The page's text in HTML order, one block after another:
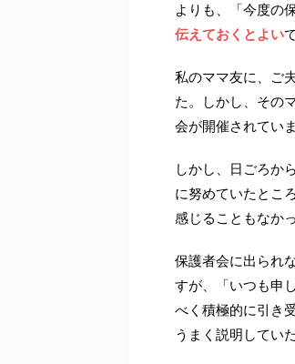
よりも、「今度の
伝えておくとよい
私のママ友に、ご
た。しかし、その
会が開催されてい
しかし、日ごろか
に努めていたとこ
感じることもなか
保護者会に出られ
すが、「いつも申
べく積極的に引き
うまく説明してい